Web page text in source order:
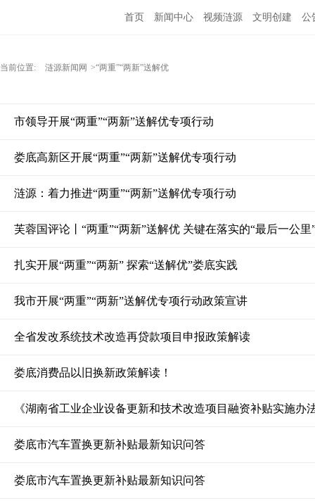
首页 新闻中心 视频涟源 文明创建 公
当前位置: 涟源新闻网 >“两重”“两新”送解优
市领导开展“两重”“两新”送解优专项行动
娄底高新区开展“两重”“两新”送解优专项行动
涟源：着力推进“两重”“两新”送解优专项行动
芙蓉国评论丨“两重”“两新”送解优 关键在落实的“最后一公里
扎实开展“两重”“两新” 探索“送解优”娄底实践
我市开展“两重”“两新”送解优专项行动政策宣讲
全省发改系统技术改造再贷款项目申报政策解读
娄底消费品以旧换新政策解读！
《湖南省工业企业设备更新和技术改造项目融资补贴实施办
娄底市汽车置换更新补贴最新知识问答
娄底市汽车置换更新补贴最新知识问答